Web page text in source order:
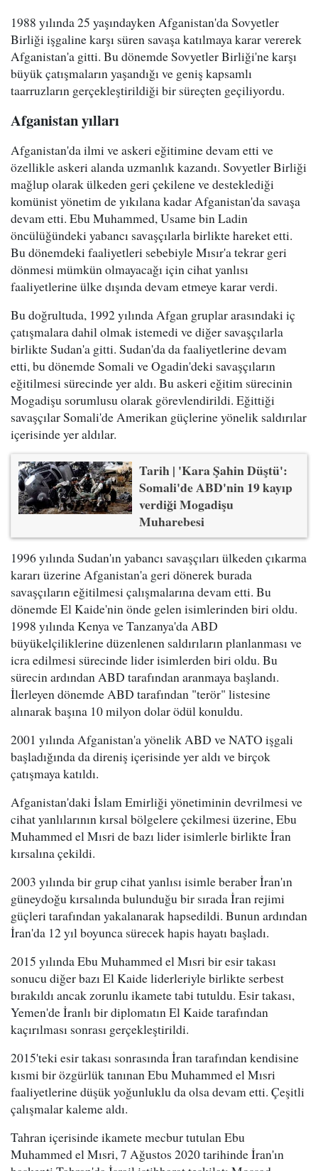
1988 yılında 25 yaşındayken Afganistan'da Sovyetler
Birliği işgaline karşı süren savaşa katılmaya karar vererek
Afganistan'a gitti. Bu dönemde Sovyetler Birliği'ne karşı
büyük çatışmaların yaşandığı ve geniş kapsamlı
taarruzların gerçekleştirildiği bir süreçten geçiliyordu.
Afganistan yılları
Afganistan'da ilmi ve askeri eğitimine devam etti ve
özellikle askeri alanda uzmanlık kazandı. Sovyetler Birliği
mağlup olarak ülkeden geri çekilene ve desteklediği
komünist yönetim de yıkılana kadar Afganistan'da savaşa
devam etti. Ebu Muhammed, Usame bin Ladin
öncülüğündeki yabancı savaşçılarla birlikte hareket etti.
Bu dönemdeki faaliyetleri sebebiyle Mısır'a tekrar geri
dönmesi mümkün olmayacağı için cihat yanlısı
faaliyetlerine ülke dışında devam etmeye karar verdi.
Bu doğrultuda, 1992 yılında Afgan gruplar arasındaki iç
çatışmalara dahil olmak istemedi ve diğer savaşçılarla
birlikte Sudan'a gitti. Sudan'da da faaliyetlerine devam
etti, bu dönemde Somali ve Ogadin'deki savaşçıların
eğitilmesi sürecinde yer aldı. Bu askeri eğitim sürecinin
Mogadişu sorumlusu olarak görevlendirildi. Eğittiği
savaşçılar Somali'de Amerikan güçlerine yönelik saldırılar
içerisinde yer aldılar.
Tarih | 'Kara Şahin Düştü':
Somali'de ABD'nin 19 kayıp
verdiği Mogadişu
Muharebesi
1996 yılında Sudan'ın yabancı savaşçıları ülkeden çıkarma
kararı üzerine Afganistan'a geri dönerek burada
savaşçıların eğitilmesi çalışmalarına devam etti. Bu
dönemde El Kaide'nin önde gelen isimlerinden biri oldu.
1998 yılında Kenya ve Tanzanya'da ABD
büyükelçiliklerine düzenlenen saldırıların planlanması ve
icra edilmesi sürecinde lider isimlerden biri oldu. Bu
sürecin ardından ABD tarafından aranmaya başlandı.
İlerleyen dönemde ABD tarafından "terör" listesine
alınarak başına 10 milyon dolar ödül konuldu.
2001 yılında Afganistan'a yönelik ABD ve NATO işgali
başladığında da direniş içerisinde yer aldı ve birçok
çatışmaya katıldı.
Afganistan'daki İslam Emirliği yönetiminin devrilmesi ve
cihat yanlılarının kırsal bölgelere çekilmesi üzerine, Ebu
Muhammed el Mısri de bazı lider isimlerle birlikte İran
kırsalına çekildi.
2003 yılında bir grup cihat yanlısı isimle beraber İran'ın
güneydoğu kırsalında bulunduğu bir sırada İran rejimi
güçleri tarafından yakalanarak hapsedildi. Bunun ardından
İran'da 12 yıl boyunca sürecek hapis hayatı başladı.
2015 yılında Ebu Muhammed el Mısri bir esir takası
sonucu diğer bazı El Kaide liderleriyle birlikte serbest
bırakıldı ancak zorunlu ikamete tabi tutuldu. Esir takası,
Yemen'de İranlı bir diplomatın El Kaide tarafından
kaçırılması sonrası gerçekleştirildi.
2015'teki esir takası sonrasında İran tarafından kendisine
kısmi bir özgürlük tanınan Ebu Muhammed el Mısri
faaliyetlerine düşük yoğunluklu da olsa devam etti. Çeşitli
çalışmalar kaleme aldı.
Tahran içerisinde ikamete mecbur tutulan Ebu
Muhammed el Mısri, 7 Ağustos 2020 tarihinde İran'ın